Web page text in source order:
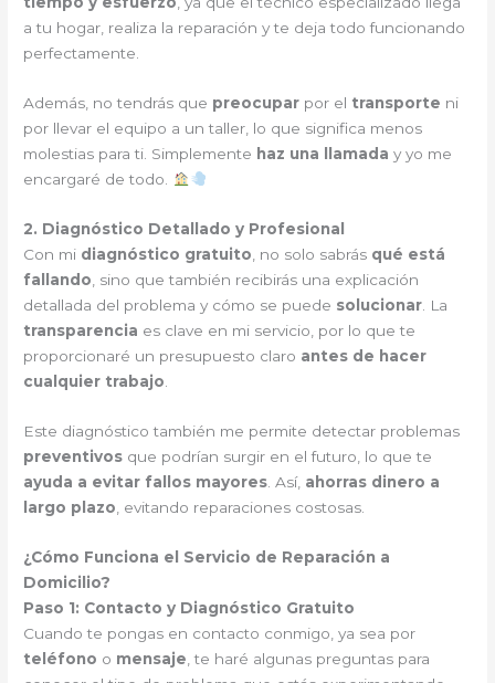
a tu hogar, realiza la reparación y te deja todo funcionando
perfectamente.
Además, no tendrás que preocupar por el transporte ni
por llevar el equipo a un taller, lo que significa menos
molestias para ti. Simplemente haz una llamada y yo me
encargaré de todo.
2. Diagnóstico Detallado y Profesional
Con mi diagnóstico gratuito , no solo sabrás qué está
fallando , sino que también recibirás una explicación
detallada del problema y cómo se puede solucionar . La
transparencia es clave en mi servicio, por lo que te
proporcionaré un presupuesto claro antes de hacer
cualquier trabajo
Este diagnóstico también me permite detectar problemas
preventivos que podrían surgir en el futuro, lo que te
ayuda a evitar fallos mayores . Así, ahorras dinero a
largo plazo , evitando reparaciones costosas.
¿Cómo Funciona el Servicio de Reparación a
Domicilio?
Paso 1: Contacto y Diagnóstico Gratuito
Cuando te pongas en contacto conmigo, ya sea por
teléfono o mensaje , te haré algunas preguntas para